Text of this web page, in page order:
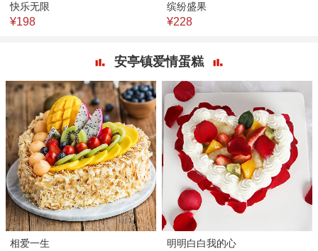
快乐无限
¥198
缤纷盛果
¥228
安亭镇爱情蛋糕
相爱一生 明明白白我的心